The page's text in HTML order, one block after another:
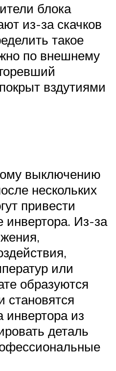
блока
из-за скачков
такое
по внешнему
вздутиями
выключению
нескольких
привести
инвертора. Из-за
или
образуются
из
деталь